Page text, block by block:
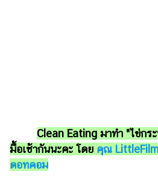
วา
ไร
Clean Eating มาทำ "ไข่ก
มื้อเช้ากันนะคะ โดย คุณ
ดอทคอม